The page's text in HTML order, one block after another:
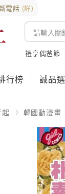
電話 (詳)
禮享偶爸節
行榜 誠品
韓國動漫畫